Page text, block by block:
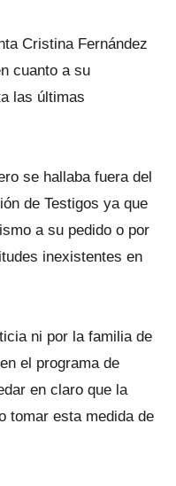
Cristina Fernández
cuanto a su
las últimas
se hallaba fuera del
de Testigos ya que
a su pedido o por
inexistentes en
ni por la familia de
el programa de
en claro que la
tomar esta medida de